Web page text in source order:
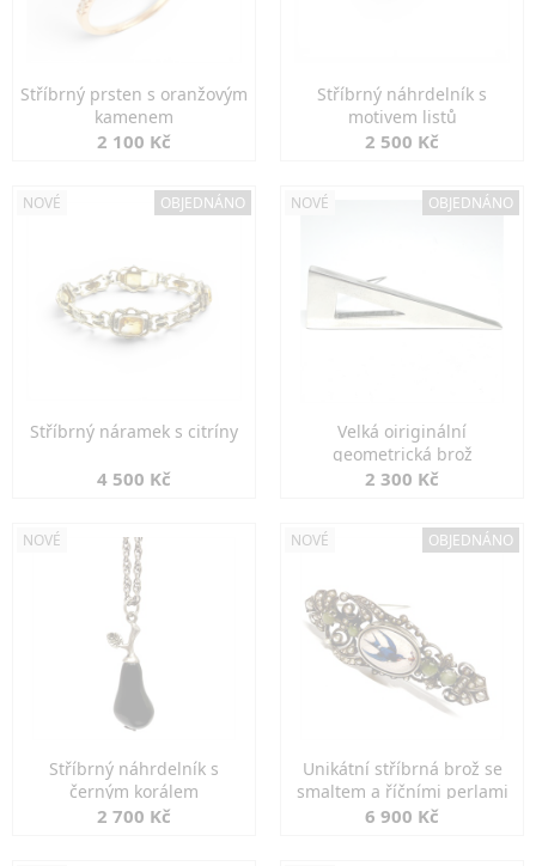
Stříbrný prsten s oranžovým
kamenem
2 100 Kč
Stříbrný náhrdelník s
motivem listů
2 500 Kč
NOVÉ OBJEDNÁNO
Stříbrný náramek s citríny
4 500 Kč
NOVÉ OBJEDNÁNO
Velká oiriginální
geometrická brož
2 300 Kč
NOVÉ
Stříbrný náhrdelník s
černým korálem
2 700 Kč
NOVÉ OBJEDNÁNO
Unikátní stříbrná brož se
smaltem a říčními perlami
6 900 Kč